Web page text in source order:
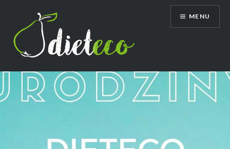
treści
Dietetyk Bydgoszcz Toruń, poradnia
dietetyczna, dietetyk dziecięcy
MENU